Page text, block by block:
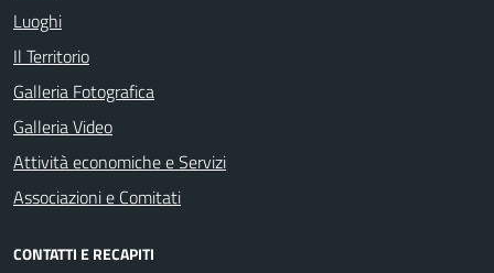
Luoghi
Il Territorio
Galleria Fotografica
Galleria Video
Attività economiche e Servizi
Associazioni e Comitati
CONTATTI E RECAPITI